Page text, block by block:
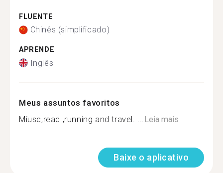
FLUENTE
Chinês (simplificado)
APRENDE
Inglês
Meus assuntos favoritos
Miusc,read ,running and travel. ... Leia mais
Baixe o aplicativo